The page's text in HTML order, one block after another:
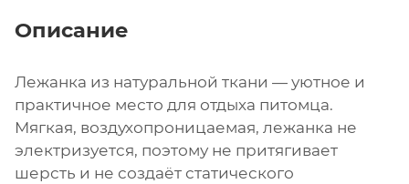
Описание
Лежанка из натуральной ткани — уютное и
практичное место для отдыха питомца.
Мягкая, воздухопроницаемая, лежанка не
электризуется, поэтому не притягивает
шерсть и не создаёт статического